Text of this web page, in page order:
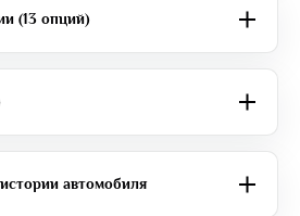
(13 опций)
автомобиля